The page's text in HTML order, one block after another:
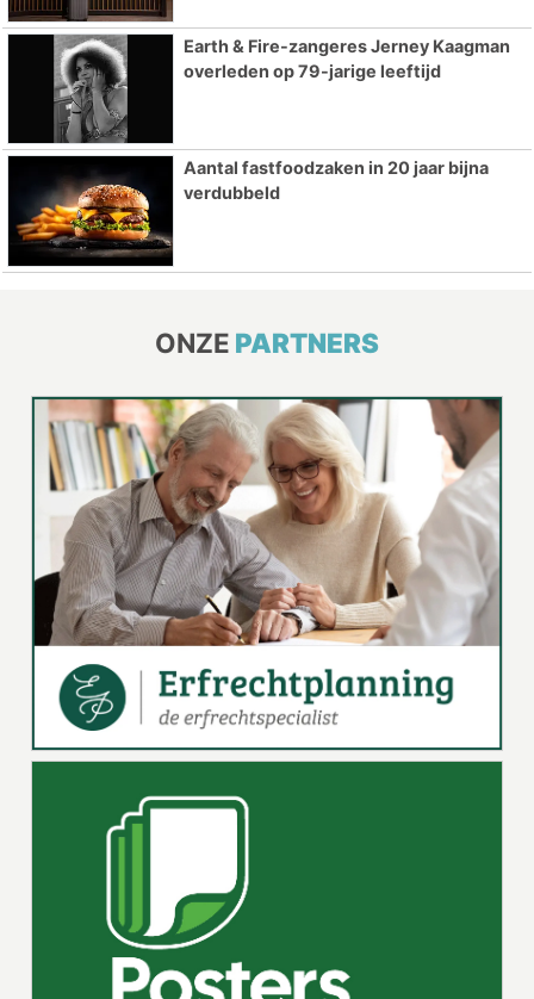
Earth & Fire-zangeres Jerney Kaagman
overleden op 79-jarige leeftijd
Aantal fastfoodzaken in 20 jaar bijna
verdubbeld
ONZE PARTNERS